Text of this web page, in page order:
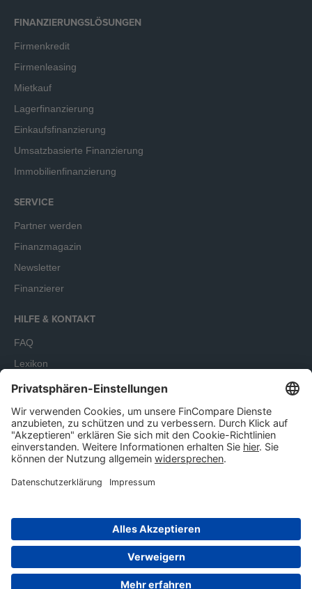
FINANZIERUNGSLÖSUNGEN
Firmenkredit
Firmenleasing
Mietkauf
Lagerfinanzierung
Einkaufsfinanzierung
Umsatzbasierte Finanzierung
Immobilienfinanzierung
SERVICE
Partner werden
Finanzmagazin
Newsletter
Finanzierer
HILFE & KONTAKT
FAQ
Lexikon
Terminbuchung